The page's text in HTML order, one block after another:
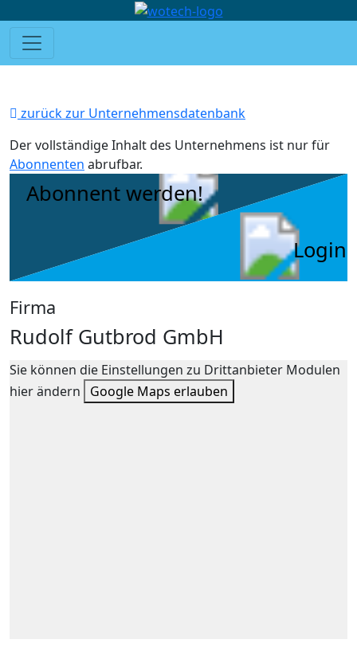
zurück zur Unternehmensdatenbank
Der vollständige Inhalt des Unternehmens ist nur für
Abonnenten abrufbar.
Abonnent werden!
Login
Firma
Rudolf Gutbrod GmbH
Sie können die Einstellungen zu Drittanbieter Modulen
hier ändern
Google Maps erlauben